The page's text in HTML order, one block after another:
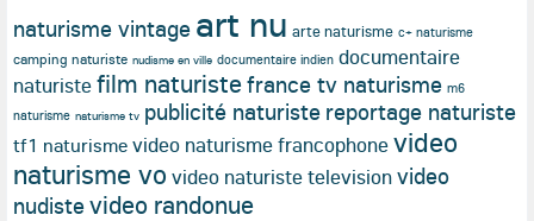
naturisme vintage art nu arte naturisme c+ naturisme
camping naturiste nudisme en ville documentaire indien documentaire
naturistefilm naturistefrance tv naturisme m6
naturisme naturisme tv publicité naturiste reportage naturiste
tf1 naturisme video naturisme francophonevideo
naturisme vo video naturiste televisionvideo
nudistevideo randonue